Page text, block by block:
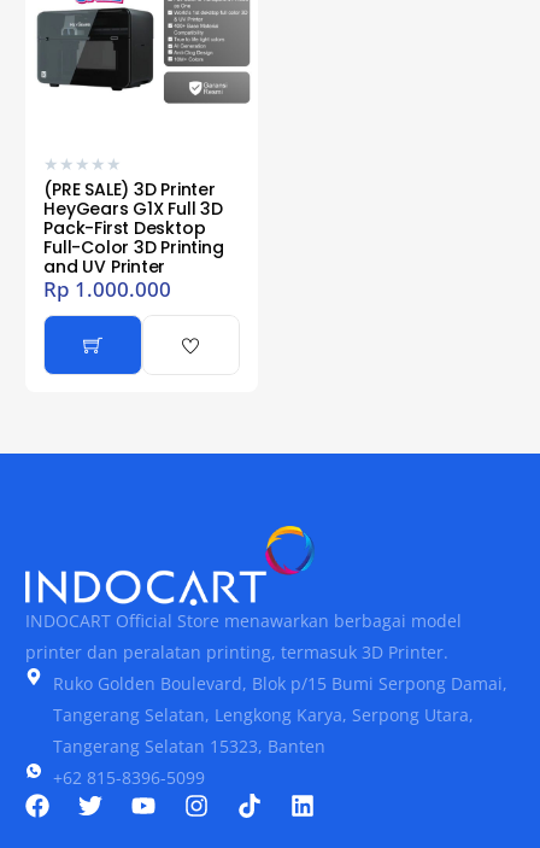
★ ★ ★ ★ ★
(PRE SALE) 3D Printer
HeyGears G1X Full 3D
Pack-First Desktop
Full-Color 3D Printing
and UV Printer
Rp 1.000.000
INDOCART Official Store menawarkan berbagai model
printer dan peralatan printing, termasuk 3D Printer.
Ruko Golden Boulevard, Blok p/15 Bumi Serpong Damai,
Tangerang Selatan, Lengkong Karya, Serpong Utara,
Tangerang Selatan 15323, Banten
+62 815-8396-5099